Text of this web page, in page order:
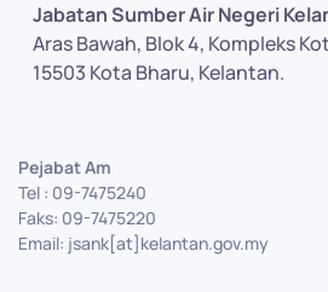
Jabatan Sumber Air Negeri
Aras Bawah, Blok 4, Kompleks
15503 Kota Bharu, Kelantan.
Pejabat Am
Tel : 09-7475240
Faks: 09-7475220
Email: jsank[at]kelantan.gov.my